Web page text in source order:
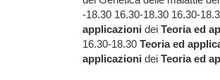
-18.30 16.30-18.30 16.30-
applicazioni dei Teoria ed
16.30-18.30 Teoria ed
applicazioni dei Teoria ed